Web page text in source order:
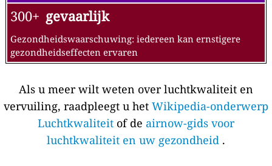
300+ gevaarlijk
Gezondheidswaarschuwing: iedereen kan ernstigere
gezondheidseffecten ervaren
Als u meer wilt weten over luchtkwaliteit en
vervuiling, raadpleegt u het Wikipedia-onderwerp
Luchtkwaliteit of de airnow-gids voor
luchtkwaliteit en uw gezondheid .